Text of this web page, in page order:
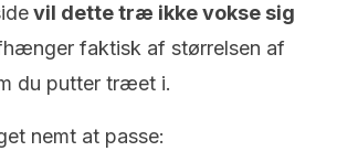
vil dette træ ikke vokse sig
faktisk af størrelsen af
du putter træet i.
nemt at passe: